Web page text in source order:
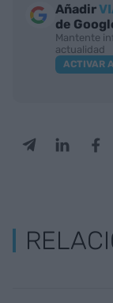
Añadir
de
Mantente
actualidad
ACTIVAR